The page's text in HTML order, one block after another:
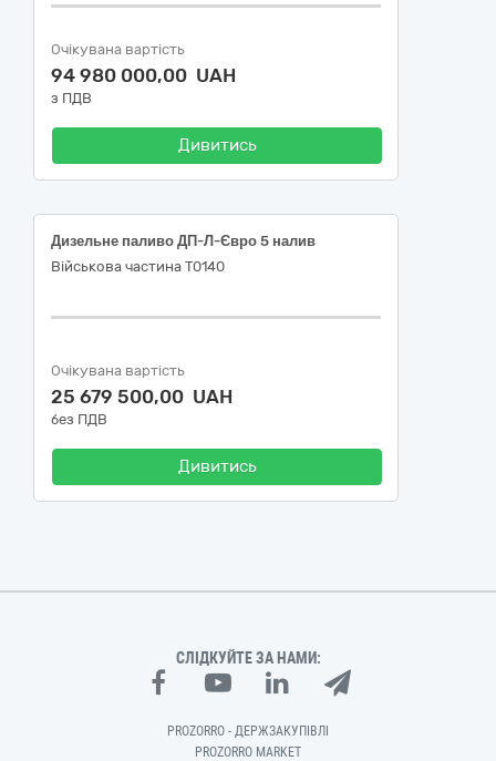
Очікувана вартість
94 980 000,00 UAH
з ПДВ
Дивитись
Дизельне паливо ДП-Л-Євро 5 налив
Військова частина Т0140
Очікувана вартість
25 679 500,00 UAH
без ПДВ
Дивитись
СЛІДКУЙТЕ ЗА НАМИ:
PROZORRO - ДЕРЖЗАКУПІВЛІ
PROZORRO MARKET